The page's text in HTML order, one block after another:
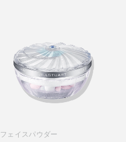
フェイスパウダー